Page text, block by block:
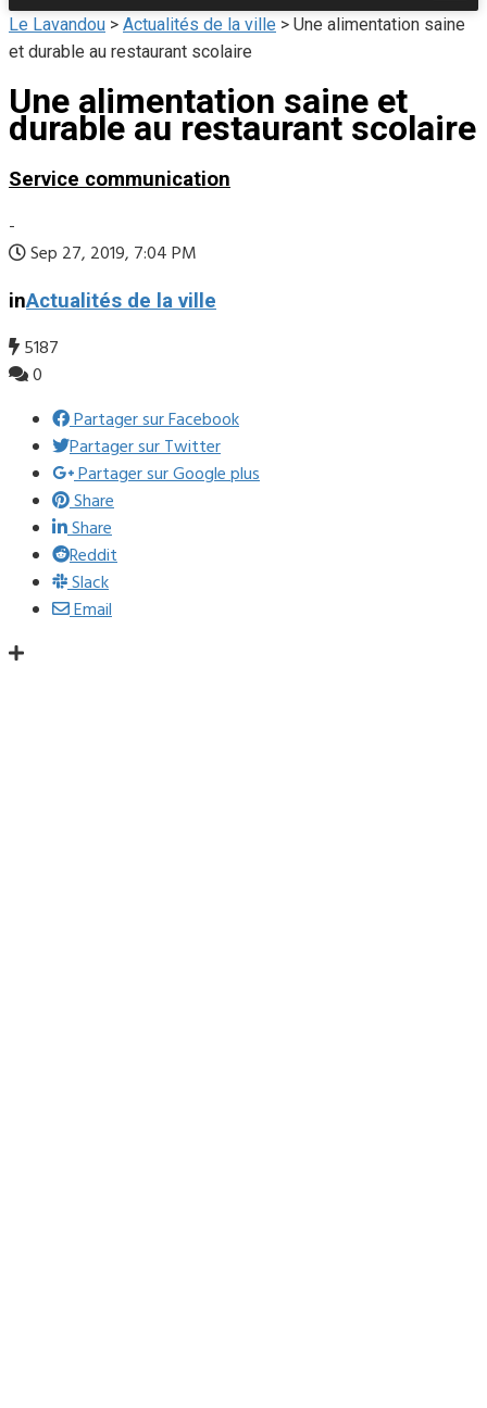
Le Lavandou > Actualités de la ville > Une alimentation saine
et durable au restaurant scolaire
Une alimentation saine et
durable au restaurant scolaire
Service communication
-
Sep 27, 2019, 7:04 PM
inActualités de la ville
5187
0
Partager sur Facebook
Partager sur Twitter
Partager sur Google plus
Share
Share
Reddit
Slack
Email